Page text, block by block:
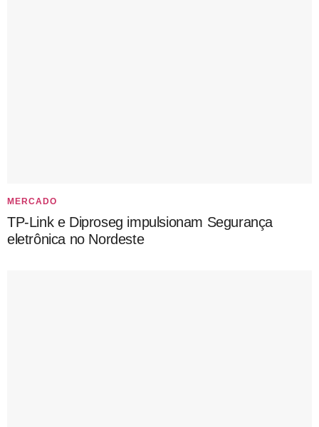
MERCADO
TP-Link e Diproseg impulsionam Segurança
eletrônica no Nordeste